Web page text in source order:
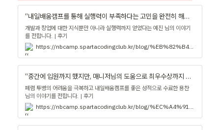
“내일배움캠프를 통해 실행력이 부족하다는 고민을 완전히 해결했어요.” - 내일배움캠프 블로그
개발과 창업에 대한 지식뿐만 아니라 실행력까지 얻었다는 예진 님의 이야기
를 전합니다. | 후기
“중간에 입원까지 했지만, 매니저님의 도움으로 최우수상까지 탈 수 있었어요.” - 내일배움캠프 블로그
폐렴 투병의 어려움을 극복하고 내일배움캠프를 좋은 성적으로 수료한 용찬
님의 이야기를 전합니다. | 후기